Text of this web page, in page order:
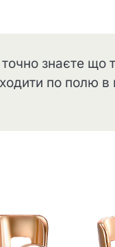
знаєте
по полю в